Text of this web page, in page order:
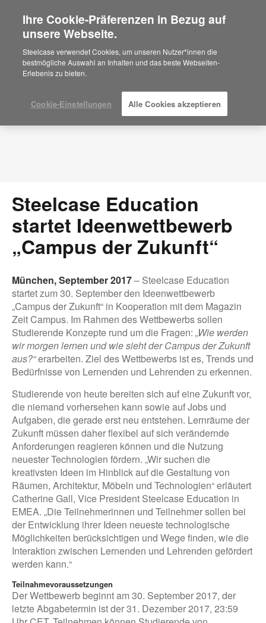
Are you in United States?
Would you like to see Products we sell in
your region?
Americas
Español
Press Releases
Steelcase Education
startet Ideenwettbewerb
„Campus der Zukunft“
München, September 2017– Steelcase Education
startet zum 30. September den Ideenwettbewerb
„Campus der Zukunft“ in Kooperation mit dem Magazin
Zeit Campus. Im Rahmen des Wettbewerbs sollen
Studierende Konzepte rund um die Fragen: „Wie werden
wir morgen lernen und wie sieht der Campus der Zukunft
aus?“erarbeiten. Ziel des Wettbewerbs ist es, Trends und
Bedürfnisse von Lernenden und Lehrenden zu erkennen.
Studierende von heute bereiten sich auf eine Zukunft vor,
die niemand vorhersehen kann sowie auf Jobs und
Aufgaben, die gerade erst neu entstehen. Lernräume der
Zukunft müssen daher flexibel auf sich verändernde
Anforderungen reagieren können und die Nutzung
neuester Technologien fördern. „Wir suchen die
kreativsten Ideen im Hinblick auf die Gestaltung von
Räumen, Architektur, Möbeln und Technologien“ erläutert
Catherine Gall, Vice President Steelcase Education in
EMEA. „Die Teilnehmerinnen und Teilnehmer sollen bei
der Entwicklung ihrer Ideen neueste technologische
Möglichkeiten berücksichtigen und Wege finden, wie die
Interaktion zwischen Lernenden und Lehrenden gefördert
werden kann.“
Teilnahmevoraussetzungen
Der Wettbewerb beginnt am 30. September 2017, der
letzte Abgabetermin ist der 31. Dezember 2017, 23:59
Ihre Cookie-Präferenzen in Bezug auf
unsere Webseite.
Steelcase verwendet Cookies, um unseren Nutzer*innen die
bestmögliche Auswahl an Inhalten und das beste Webseiten-
Erlebenis zu bieten.
Cookie-Einstellungen Alle Cookies akzeptieren